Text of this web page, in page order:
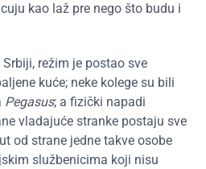
kao laž pre nego što budu i
režim je postao sve
kuće; neke kolege su bili
Pegasus; a fizički napadi
vladajuće stranke postaju sve
od strane jedne takve osobe
službenicima koji nisu